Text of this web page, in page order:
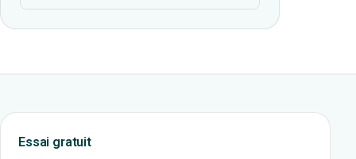
Essai gratuit